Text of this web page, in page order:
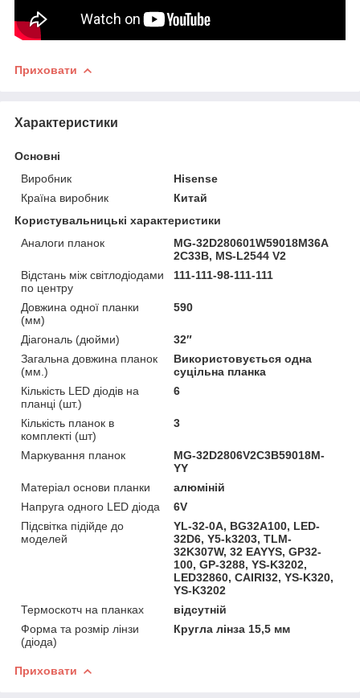
Приховати
Характеристики
Основні
Виробник
Hisense
Країна виробник
Китай
Користувальницькі характеристики
Аналоги планок
MG-32D280601W59018M36A
2C33B, MS-L2544 V2
Відстань між світлодіодами
по центру
111-111-98-111-111
Довжина одної планки
(мм)
590
Діагональ (дюйми)
32″
Загальна довжина планок
(мм.)
Використовується одна
суцільна планка
Кількість LED діодів на
планці (шт.)
6
Кількість планок в
комплекті (шт)
3
Маркування планок
MG-32D2806V2C3B59018M-
YY
Матеріал основи планки
алюміній
Напруга одного LED діода
6V
Підсвітка підійде до
моделей
YL-32-0A, BG32A100, LED-
32D6, Y5-k3203, TLM-
32K307W, 32 EAYYS, GP32-
100, GP-3288, YS-K3202,
LED32860, CAIRI32, YS-K320,
YS-K3202
Термоскотч на планках
відсутній
Форма та розмір лінзи
(діода)
Кругла лінза 15,5 мм
Приховати